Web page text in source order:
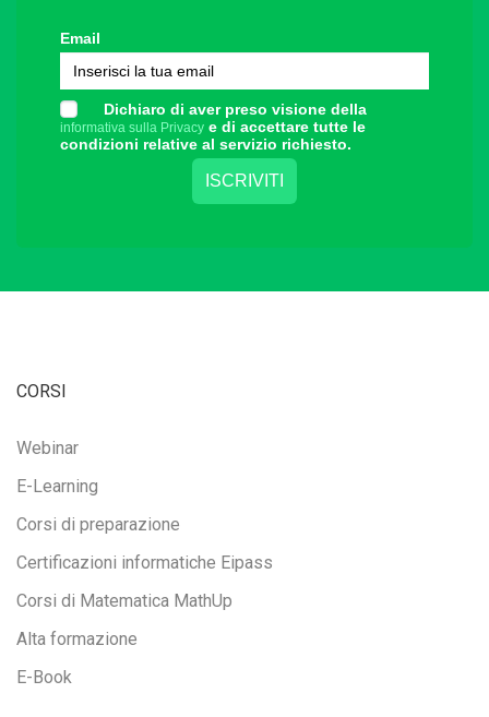
Email
Dichiaro di aver preso visione della
informativa sulla Privacy e di accettare tutte le
condizioni relative al servizio richiesto.
CORSI
Webinar
E-Learning
Corsi di preparazione
Certificazioni informatiche Eipass
Corsi di Matematica MathUp
Alta formazione
E-Book